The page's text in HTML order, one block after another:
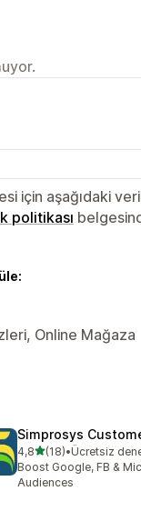
için aşağıdaki
politikası
Online Mağaza
Simprosys
4,85 yıldız üzerinden
(18)
toplam 18•Ücretsiz
Boost Google, FB &
Audiences